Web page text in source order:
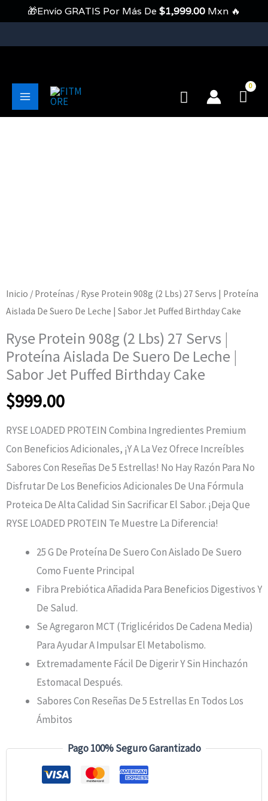
Contenido
Main
Buscar
Inicio / Proteínas / Ryse Protein 908g (2 Lbs) 27 Servs | Proteína
Aislada De Suero De Leche | Sabor Jet Puffed Birthday Cake
Ryse Protein 908g (2 Lbs) 27 Servs |
Proteína Aislada De Suero De Leche |
Sabor Jet Puffed Birthday Cake
$999.00
RYSE LOADED PROTEIN Combina Ingredientes Premium
Con Beneficios Adicionales, ¡y A La Vez Ofrece Increíbles
Sabores Con Reseñas De 5 Estrellas! No Hay Razón Para No
Disfrutar De Los Beneficios Adicionales De Una Fórmula
Proteica De Alta Calidad Sin Sacrificar El Sabor. ¡Deja Que
RYSE LOADED PROTEIN Te Muestre La Diferencia!
25 G De Proteína De Suero Con Aislado De Suero
Como Fuente Principal
Fibra Prebiótica Añadida Para Beneficios Digestivos Y
De Salud.
Se Agregaron MCT (triglicéridos De Cadena Media)
Para Ayudar A Impulsar El Metabolismo.
Extremadamente Fácil De Digerir Y Sin Hinchazón
Estomacal Después.
Sabores Con Reseñas De 5 Estrellas En Todos Los
Ámbitos
Pago 100% Seguro Garantizado
🎁Envío GRATIS Por Más De $1,999.00 Mxn 🔥